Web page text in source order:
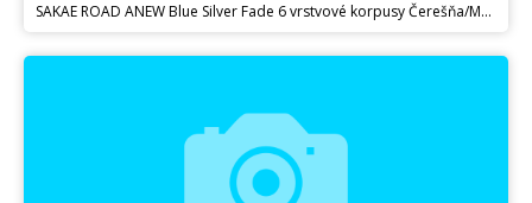
SAKAE ROAD ANEW Blue Silver Fade 6 vrstvové korpusy Čerešňa/Mahagón. TT: 10x7,12x8, FT: 14x12, (možnosť kúpy aj 16FT) BD: 20x18 SD: 14x5.5 Cena: 1100€ + možná výmena s dohodou